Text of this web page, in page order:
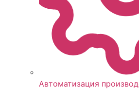
Автоматизация